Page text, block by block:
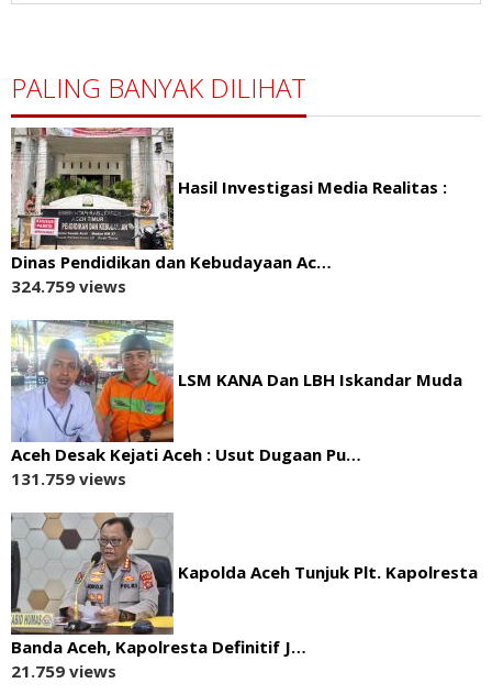
PALING BANYAK DILIHAT
Hasil Investigasi Media Realitas :
‎Dinas Pendidikan dan Kebudayaan Ac…
324.759 views
LSM KANA Dan LBH Iskandar Muda
Aceh Desak Kejati Aceh : Usut Dugaan Pu…
131.759 views
Kapolda Aceh Tunjuk Plt. Kapolresta
Banda Aceh, Kapolresta Definitif J…
21.759 views